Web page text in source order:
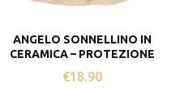
ANGELO SONNELLINO IN
CERAMICA – PROTEZIONE
€18.90